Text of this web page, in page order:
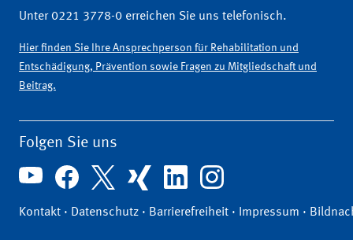
Unter 0221 3778-0 erreichen Sie uns telefonisch.
Hier finden Sie Ihre Ansprechperson für Rehabilitation und
Entschädigung, Prävention sowie Fragen zu Mitgliedschaft und
Beitrag.
Folgen Sie uns
Kontakt · Datenschutz · Barrierefreiheit · Impressum ·